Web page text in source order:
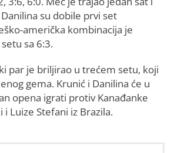
su dobile prvi set
američka kombinacija je
sa 6:3.
par je briljirao u trećem setu, koji
gema. Krunić i Danilina će u
opena igrati protiv Kanađanke
i Luize Stefani iz Brazila.